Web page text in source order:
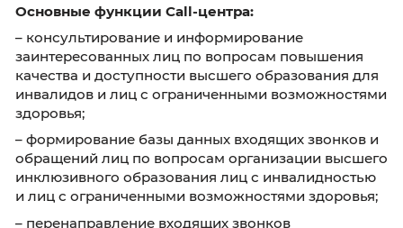
– организация подготовки ответа по
субъектов образовательных организаций
образования, расположенных на
РУМЦ территории, по обучению инвалидов
ограниченными возможностями здоровья;
– сбор информации по сопровождению
образовательных организаций высшего
образования, расположенных на
РУМЦ территории, по обучению инвалидов
ограниченными возможностями здоровья.